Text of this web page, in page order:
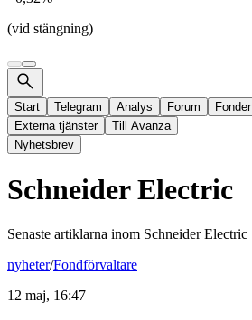
(vid stängning)
Start Telegram Analys Forum Fonder
Externa tjänster
Till Avanza
Nyhetsbrev
Schneider Electric
Senaste artiklarna inom Schneider Electric
nyheter/Fondförvaltare
12 maj, 16:47